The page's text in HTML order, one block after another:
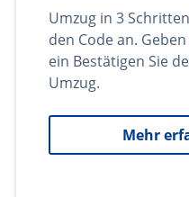
Umzug in 3
den Code an.
ein Bestätigen Sie
Umzug.
Mehr